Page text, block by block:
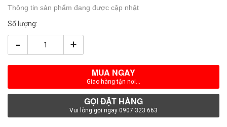
Thông tin sản phẩm đang được cập nhật
Số lượng:
- +
MUA NGAY
Giao hàng tận nơi...
GỌI ĐẶT HÀNG
Vui lòng gọi ngay 0907 323 663